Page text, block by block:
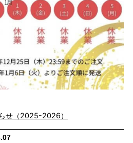
ら、ウエストゴムなのでリラクシー
置に切り替えを入れることで、脚を
せ（2025-2026）